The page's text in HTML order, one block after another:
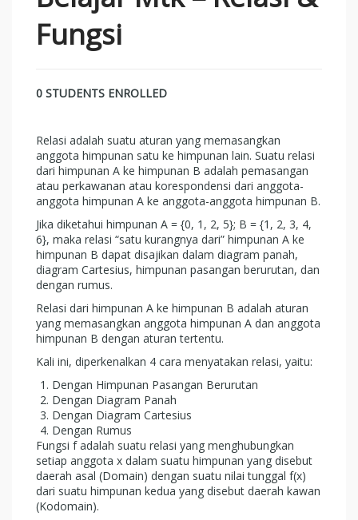
Fungsi
0 STUDENTS ENROLLED
Relasi adalah suatu aturan yang memasangkan
anggota himpunan satu ke himpunan lain. Suatu relasi
dari himpunan A ke himpunan B adalah pemasangan
atau perkawanan atau korespondensi dari anggota-
anggota himpunan A ke anggota-anggota himpunan B.
Jika diketahui himpunan A = {0, 1, 2, 5}; B = {1, 2, 3, 4,
6}, maka relasi “satu kurangnya dari” himpunan A ke
himpunan B dapat disajikan dalam diagram panah,
diagram Cartesius, himpunan pasangan berurutan, dan
dengan rumus.
Relasi dari himpunan A ke himpunan B adalah aturan
yang memasangkan anggota himpunan A dan anggota
himpunan B dengan aturan tertentu.
Kali ini, diperkenalkan 4 cara menyatakan relasi, yaitu:
Dengan Himpunan Pasangan Berurutan
Dengan Diagram Panah
Dengan Diagram Cartesius
Dengan Rumus
Fungsi f adalah suatu relasi yang menghubungkan
setiap anggota x dalam suatu himpunan yang disebut
daerah asal (Domain) dengan suatu nilai tunggal f(x)
dari suatu himpunan kedua yang disebut daerah kawan
(Kodomain).